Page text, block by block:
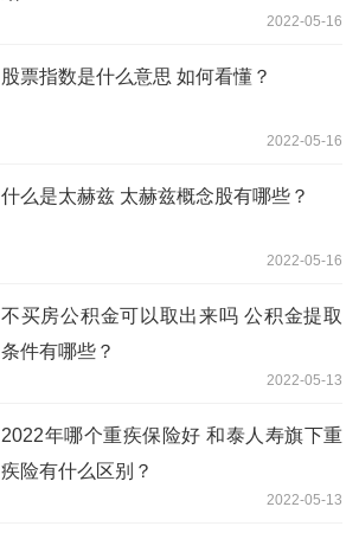
2022-05-16
股票指数是什么意思 如何看懂？
2022-05-16
什么是太赫兹 太赫兹概念股有哪些？
2022-05-16
不买房公积金可以取出来吗 公积金提取
条件有哪些？
2022-05-13
2022年哪个重疾保险好 和泰人寿旗下重
疾险有什么区别？
2022-05-13